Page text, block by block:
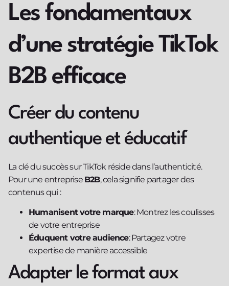
Les fondamentaux
d’une stratégie TikTok
B2B efficace
Créer du contenu
authentique et éducatif
La clé du succès sur TikTok réside dans l’authenticité.
Pour une entreprise B2B, cela signifie partager des
contenus qui :
Humanisent votre marque: Montrez les coulisses
de votre entreprise
Éduquent votre audience: Partagez votre
expertise de manière accessible
Adapter le format aux